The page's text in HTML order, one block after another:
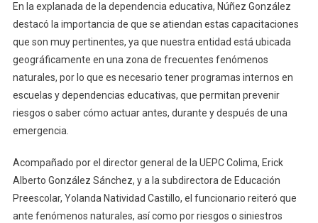
En la explanada de la dependencia educativa, Núñez González
destacó la importancia de que se atiendan estas capacitaciones
que son muy pertinentes, ya que nuestra entidad está ubicada
geográficamente en una zona de frecuentes fenómenos
naturales, por lo que es necesario tener programas internos en
escuelas y dependencias educativas, que permitan prevenir
riesgos o saber cómo actuar antes, durante y después de una
emergencia.
Acompañado por el director general de la UEPC Colima, Erick
Alberto González Sánchez, y a la subdirectora de Educación
Preescolar, Yolanda Natividad Castillo, el funcionario reiteró que
ante fenómenos naturales, así como por riesgos o siniestros